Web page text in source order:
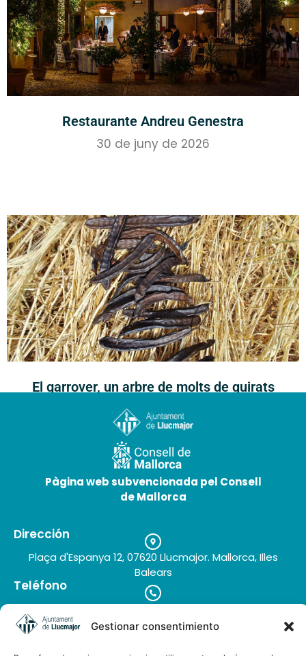
Gestionar consentimiento
Restaurante Andreu Genestra
30 de juny de 2026
El garrover, un arbre de molts de quirats
14 de maig de 2026
Pàgina web subvencionada pel Consell
de Mallorca
Dirección
Plaça d'Espanya 12, 07620 Llucmajor. Mallorca, Illes
Balears
Teléfono
+34 971 66 91 62
Correo electrónico